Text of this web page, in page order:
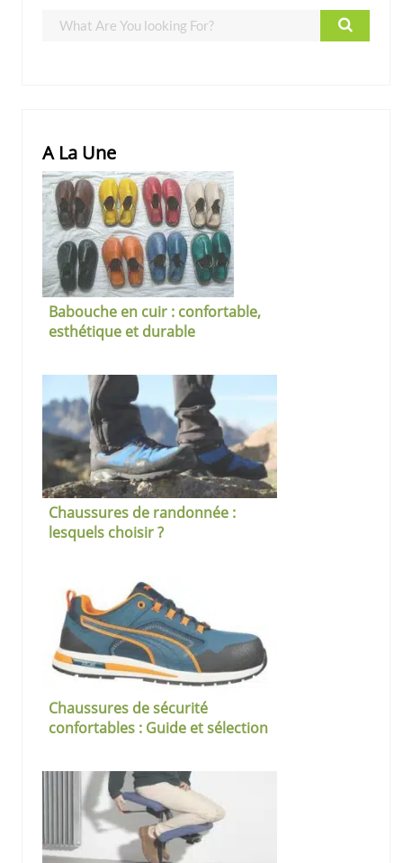
A La Une
Babouche en cuir : confortable,
esthétique et durable
Chaussures de randonnée :
lesquels choisir ?
Chaussures de sécurité
confortables : Guide et sélection